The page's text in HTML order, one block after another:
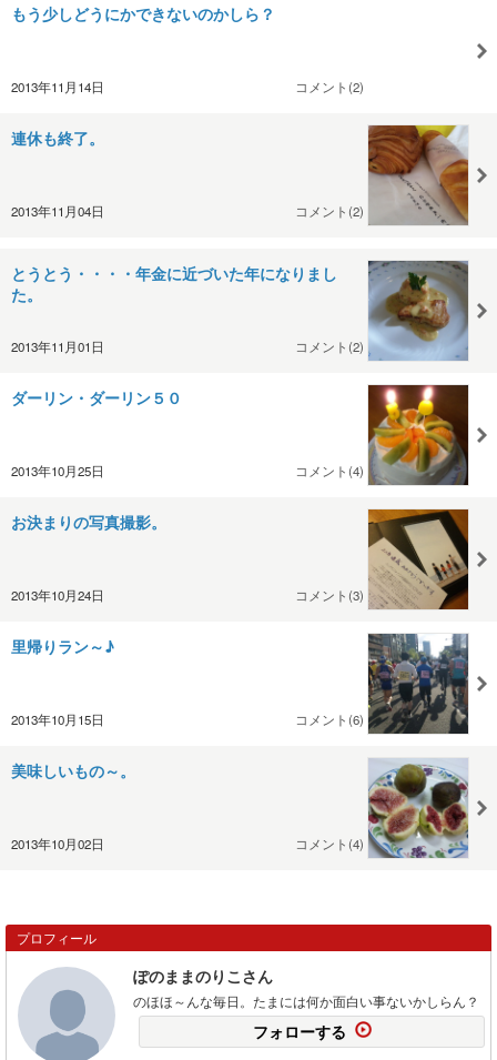
もう少しどうにかできないのかしら？
2013年11月14日 コメント(2)
連休も終了。
2013年11月04日 コメント(2)
とうとう・・・・年金に近づいた年になりまし
た。
2013年11月01日 コメント(2)
ダーリン・ダーリン５０
2013年10月25日 コメント(4)
お決まりの写真撮影。
2013年10月24日 コメント(3)
里帰りラン～♪
2013年10月15日 コメント(6)
美味しいもの～。
2013年10月02日 コメント(4)
プロフィール
ぽのままのりこさん
のほほ～んな毎日。たまには何か面白い事ないかしらん？
フォローする